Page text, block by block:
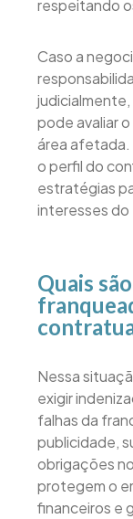
respeitando
Caso a
pode avaliar
área afetada.
o perfil do
estratégias
interesses
Quais
Nessa
exigir
falhas da
publicidade,
obrigações
protegem o
financeiros e